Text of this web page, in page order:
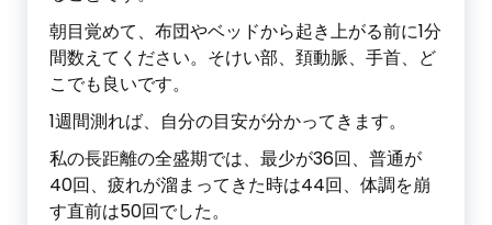
朝目覚めて、布団やベッドから起き上がる前に1分
間数えてください。そけい部、頚動脈、手首、ど
こでも良いです。
1週間測れば、自分の目安が分かってきます。
私の長距離の全盛期では、最少が36回、普通が
40回、疲れが溜まってきた時は44回、体調を崩
す直前は50回でした。